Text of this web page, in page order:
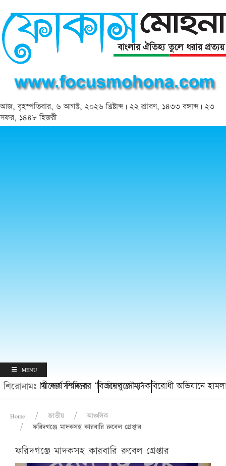
আজ, বৃহস্পতিবার, ৬ আগস্ট, ২০২৬ খ্রিষ্টাব্দ | ২২ শ্রাবণ, ১৪৩৩ বঙ্গাব্দ | ২৩
সফর, ১৪৪৮ হিজরী
MENU
শিরোনামঃ সম্মাননা চাঁদপুরে মাদকবিরোধী অভিযানে হামলায়
বর্ষে শিবিরের ‘বিজয়ের দৌড়’
Home জাতীয়
আঞ্চলিক
ফরিদগঞ্জে মাদকসহ কারবারি রুবেল গ্রেপ্তার
ফরিদগঞ্জে মাদকসহ কারবারি রুবেল গ্রেপ্তার